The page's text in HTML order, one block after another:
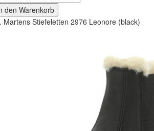
den Warenkorb
Martens Stiefeletten 2976 Leonore (black)